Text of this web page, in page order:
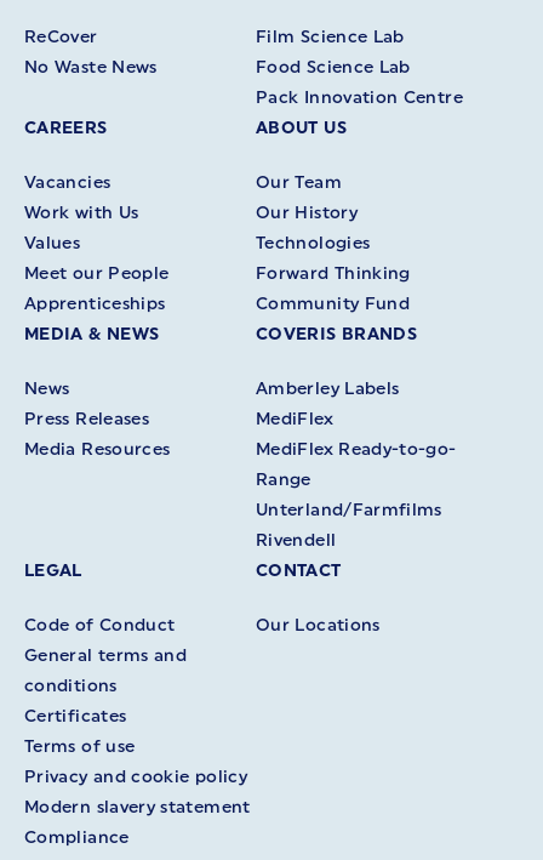
ReCover
No Waste News
Film Science Lab
Food Science Lab
Pack Innovation Centre
CAREERS
Vacancies
Work with Us
Values
Meet our People
Apprenticeships
ABOUT US
Our Team
Our History
Technologies
Forward Thinking
Community Fund
MEDIA & NEWS
News
Press Releases
Media Resources
COVERIS BRANDS
Amberley Labels
MediFlex
MediFlex Ready-to-go-
Range
Unterland/Farmfilms
Rivendell
LEGAL
Code of Conduct
General terms and
conditions
Certificates
Terms of use
Privacy and cookie policy
Modern slavery statement
Compliance
CONTACT
Our Locations